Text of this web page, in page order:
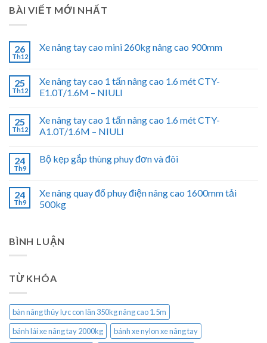
BÀI VIẾT MỚI NHẤT
26
Th12
Xe nâng tay cao mini 260kg nâng cao 900mm
25
Th12
Xe nâng tay cao 1 tấn nâng cao 1.6 mét CTY-
E1.0T/1.6M – NIULI
25
Th12
Xe nâng tay cao 1 tấn nâng cao 1.6 mét CTY-
A1.0T/1.6M – NIULI
24
Th9
Bộ kẹp gắp thùng phuy đơn và đôi
24
Th9
Xe nâng quay đổ phuy điện nâng cao 1600mm tải
500kg
BÌNH LUẬN
TỪ KHÓA
bàn nâng thủy lực con lăn 350kg nâng cao 1.5m
bánh lái xe nâng tay 2000kg
bánh xe nylon xe nâng tay